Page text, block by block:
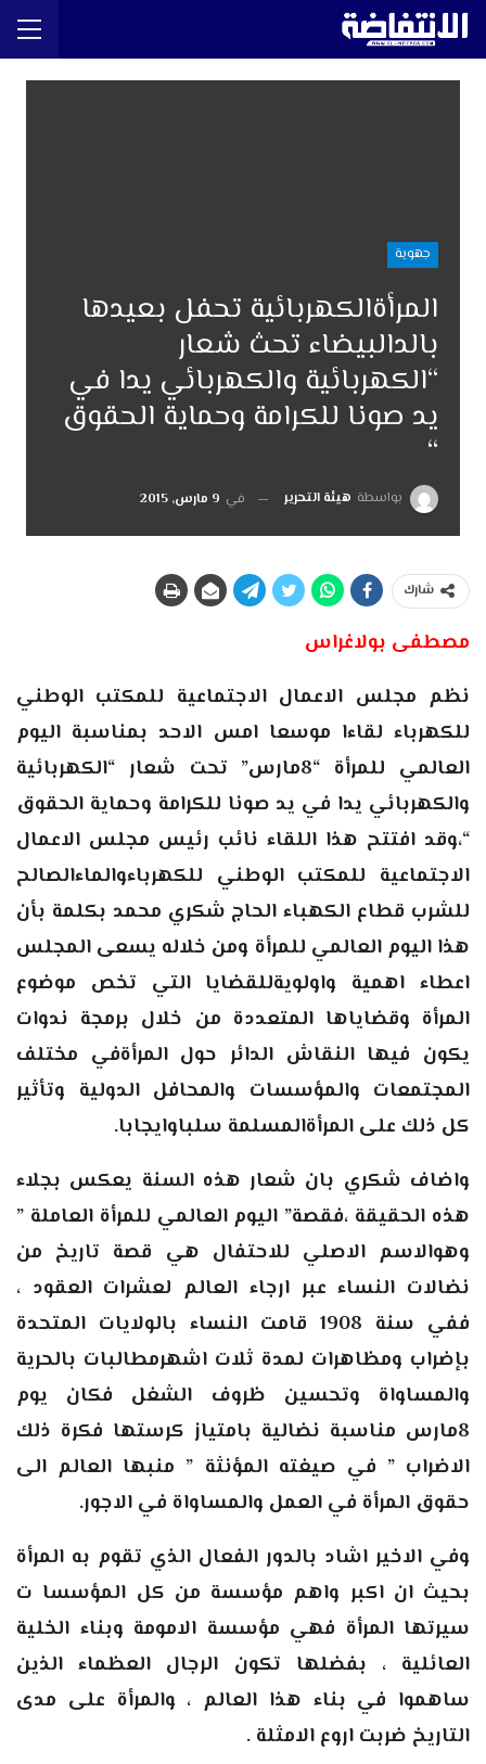
جهوية
المرأةالكهربائية تحفل بعيدها
بالدالبيضاء تحث شعار
“الكهربائية والكهربائي يدا في
يد صونا للكرامة وحماية الحقوق
“
بواسطة هيئة التحرير في 9 مارس, 2015
شارك
مصطفى بولاغراس
نظم مجلس الاعمال الاجتماعية للمكتب الوطني
للكهرباء لقاءا موسعا امس الاحد بمناسبة اليوم
العالمي للمرأة “8مارس” تحت شعار “الكهربائية
والكهربائي يدا في يد صونا للكرامة وحماية الحقوق
“،وقد افتتح هذا اللقاء نائب رئيس مجلس الاعمال
الاجتماعية للمكتب الوطني للكهرباءوالماءالصالح
للشرب قطاع الكهباء الحاج شكري محمد بكلمة بأن
هذا اليوم العالمي للمرأة ومن خلاله يسعى المجلس
اعطاء اهمية واولويةللقضايا التي تخص موضوع
المرأة وقضاياها المتعددة من خلال برمجة ندوات
يكون فيها النقاش الدائر حول المرأةفي مختلف
المجتمعات والمؤسسات والمحافل الدولية وتأثير
كل ذلك على المرأةالمسلمة سلباوايجابا.
واضاف شكري بان شعار هذه السنة يعكس بجلاء
هذه الحقيقة ،فقصة” اليوم العالمي للمرأة العاملة ”
وهوالاسم الاصلي للاحتفال هي قصة تاريخ من
نضالات النساء عبر ارجاء العالم لعشرات العقود ،
ففي سنة 1908 قامت النساء بالولايات المتحدة
بإضراب ومظاهرات لمدة ثلات اشهرمطالبات بالحرية
والمساواة وتحسين ظروف الشغل فكان يوم
8مارس مناسبة نضالية بامتياز كرستها فكرة ذلك
الاضراب ” في صيغته المؤنثة ” منبها العالم الى
حقوق المرأة في العمل والمساواة في الاجور.
وفي الاخير اشاد بالدور الفعال الذي تقوم به المرأة
بحيث ان اكبر واهم مؤسسة من كل المؤسسا ت
سيرتها المرأة فهي مؤسسة الامومة وبناء الخلية
العائلية ، بفضلها تكون الرجال العظماء الذين
ساهموا في بناء هذا العالم ، والمرأة على مدى
التاريخ ضربت اروع الامثلة .